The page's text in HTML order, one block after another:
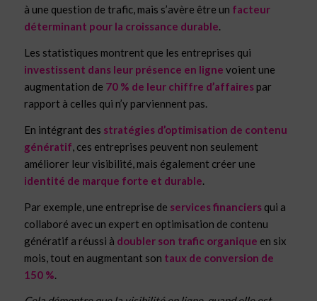
à une question de trafic, mais s’avère être un facteur
déterminant pour la croissance durable.
Les statistiques montrent que les entreprises qui
investissent dans leur présence en ligne voient une
augmentation de 70 % de leur chiffre d’affairespar
rapport à celles qui n’y parviennent pas.
En intégrant des stratégies d’optimisation de contenu
génératif, ces entreprises peuvent non seulement
améliorer leur visibilité, mais également créer une
identité de marque forte et durable.
Par exemple, une entreprise de services financiersqui a
collaboré avec un expert en optimisation de contenu
génératif a réussi à doubler son trafic organique en six
mois, tout en augmentant son taux de conversion de
150 %.